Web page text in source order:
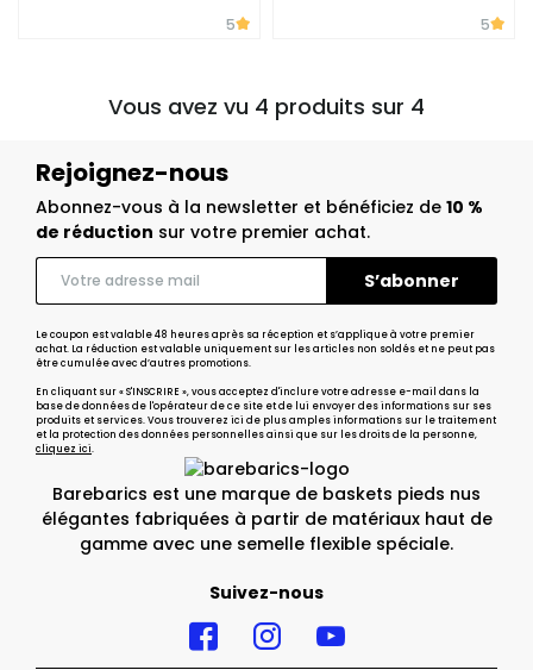
5 5
Vous avez vu 4 produits sur 4
Barebarics est une marque de baskets pieds nus
élégantes fabriquées à partir de matériaux haut de
gamme avec une semelle flexible spéciale.
Suivez-nous
Rejoignez-nous
Abonnez-vous à la newsletter et bénéficiez de 10 %
de réduction sur votre premier achat.
Le coupon est valable 48 heures après sa réception et s’applique à votre premier
achat. La réduction est valable uniquement sur les articles non soldés et ne peut pas
être cumulée avec d’autres promotions.
En cliquant sur « S'INSCRIRE », vous acceptez d'inclure votre adresse e-mail dans la
base de données de l'opérateur de ce site et de lui envoyer des informations sur ses
produits et services. Vous trouverez ici de plus amples informations sur le traitement
et la protection des données personnelles ainsi que sur les droits de la personne,
cliquez ici.